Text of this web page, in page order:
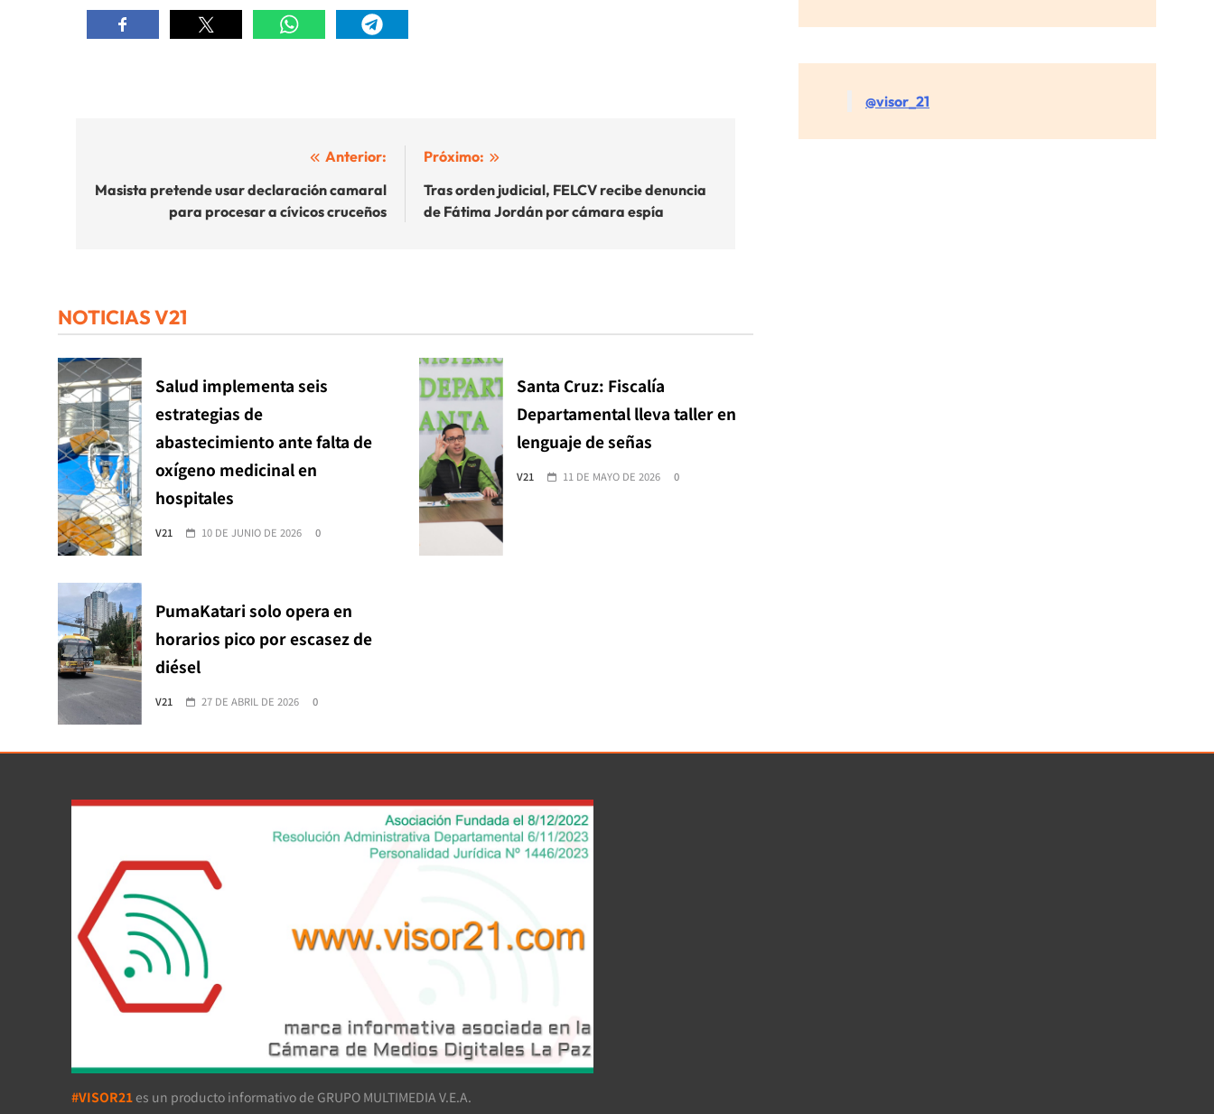
de
entradas
Anterior:
Masista pretende usar declaración camaral
para procesar a cívicos cruceños
Próximo:
Tras orden judicial, FELCV recibe denuncia
de Fátima Jordán por cámara espía
NOTICIAS V21
Salud implementa seis
estrategias de
abastecimiento ante falta de
oxígeno medicinal en
hospitales
V21 10 DE JUNIO DE 2026 0
Santa Cruz: Fiscalía
Departamental lleva taller en
lenguaje de señas
V21 11 DE MAYO DE 2026 0
PumaKatari solo opera en
horarios pico por escasez de
diésel
V21 27 DE ABRIL DE 2026 0
@visor_21
#VISOR21 es un producto informativo de GRUPO MULTIMEDIA V.E.A.